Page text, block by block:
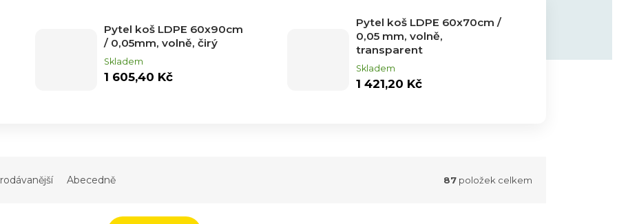
Pytel koš LDPE 60x90cm
/ 0,05mm, volně, čirý
Skladem
1 605,40 Kč
Pytel koš LDPE 60x70cm /
0,05 mm, volně,
transparent
Skladem
1 421,20 Kč
Abecedně 87 položek celkem